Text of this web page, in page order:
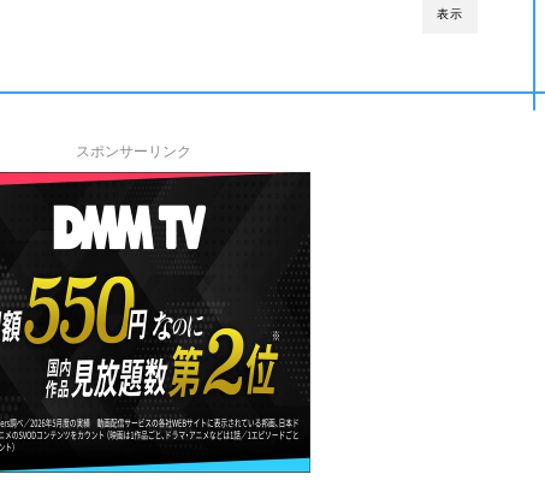
表示
スポンサーリンク